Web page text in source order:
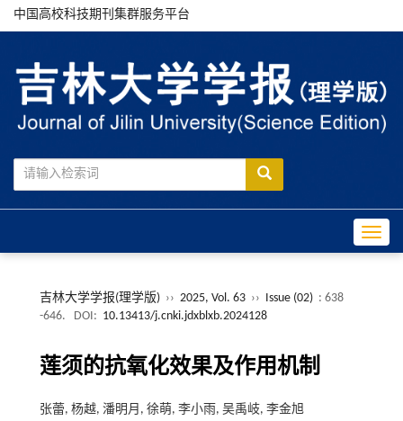
中国高校科技期刊集群服务平台
吉林大学学报(理学版) ›› 2025, Vol. 63 ›› Issue (02) : 638
-646.
DOI: 10.13413/j.cnki.jdxblxb.2024128
莲须的抗氧化效果及作用机制
张蕾, 杨越, 潘明月, 徐萌, 李小雨, 吴禹岐, 李金旭